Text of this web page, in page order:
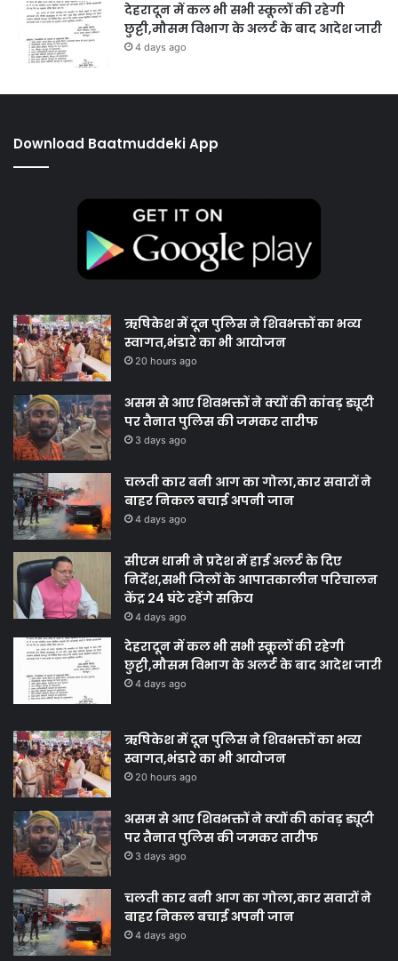
देहरादून में कल भी सभी स्कूलों की रहेगी
छुट्टी,मौसम विभाग के अलर्ट के बाद आदेश जारी
4 days ago
Download Baatmuddeki App
ऋषिकेश में दून पुलिस ने शिवभक्तों का भव्य
स्वागत,भंडारे का भी आयोजन
20 hours ago
असम से आए शिवभक्तों ने क्यों की कांवड़ ड्यूटी
पर तैनात पुलिस की जमकर तारीफ
3 days ago
चलती कार बनी आग का गोला,कार सवारों ने
बाहर निकल बचाई अपनी जान
4 days ago
सीएम धामी ने प्रदेश में हाई अलर्ट के दिए
निर्देश,सभी जिलों के आपातकालीन परिचालन
केंद्र 24 घंटे रहेंगे सक्रिय
4 days ago
देहरादून में कल भी सभी स्कूलों की रहेगी
छुट्टी,मौसम विभाग के अलर्ट के बाद आदेश जारी
4 days ago
ऋषिकेश में दून पुलिस ने शिवभक्तों का भव्य
स्वागत,भंडारे का भी आयोजन
20 hours ago
असम से आए शिवभक्तों ने क्यों की कांवड़ ड्यूटी
पर तैनात पुलिस की जमकर तारीफ
3 days ago
चलती कार बनी आग का गोला,कार सवारों ने
बाहर निकल बचाई अपनी जान
4 days ago